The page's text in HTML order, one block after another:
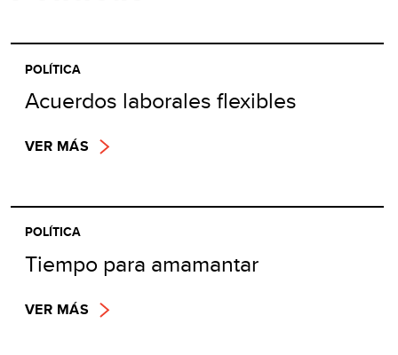
POLÍTICA
Acuerdos laborales flexibles
VER MÁS
POLÍTICA
Tiempo para amamantar
VER MÁS